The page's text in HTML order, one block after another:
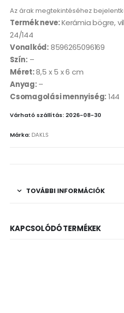
Az árak megtekintéséhez
Termék neve:Kerámia bögre,
24/144
Vonalkód:8596265096169
Szín:–
Méret:8,5 x 5 x 6 cm
Anyag:–
Csomagolási mennyiség:144
Várható szállítás: 2026-08-30
Márka: DAKLS
TOVÁBBI INFORMÁCIÓK
KAPCSOLÓDÓ TERMÉKEK